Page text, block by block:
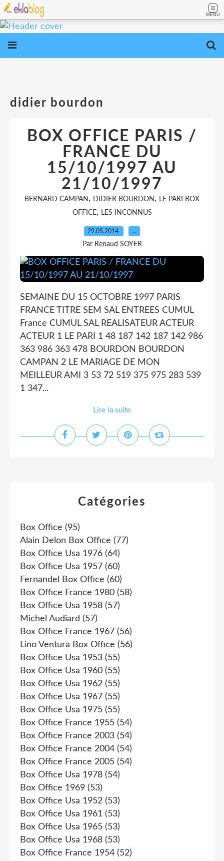
MENU
didier bourdon
BOX OFFICE PARIS /
FRANCE DU
15/10/1997 AU
21/10/1997
BERNARD CAMPAN , DIDIER BOURDON , LE PARI BOX
OFFICE, LES INCONNUS
29.05.2014 …
Par Renaud SOYER
SEMAINE DU 15 OCTOBRE 1997 PARIS
FRANCE TITRE SEM SAL ENTREES CUMUL
France CUMUL SAL REALISATEUR ACTEUR
ACTEUR 1 LE PARI 1 48 187 142 187 142 986
363 986 363 478 BOURDON BOURDON
CAMPAN 2 LE MARIAGE DE MON
MEILLEUR AMI 3 53 72 519 375 975 283 539
1 347...
Lire la suite
Catégories
Box Office (95)
Alain Delon Box Office (77)
Box Office Usa 1976 (64)
Box Office Usa 1957 (60)
Fernandel Box Office (60)
Box Office France 1980 (58)
Box Office Usa 1958 (57)
Michel Audiard (57)
Box Office France 1967 (56)
Lino Ventura Box Office (56)
Box Office Usa 1953 (55)
Box Office Usa 1960 (55)
Box Office Usa 1962 (55)
Box Office Usa 1967 (55)
Box Office Usa 1975 (55)
Box Office France 1955 (54)
Box Office France 2003 (54)
Box Office France 2004 (54)
Box Office France 2005 (54)
Box Office Usa 1978 (54)
Box Office 1969 (53)
Box Office Usa 1952 (53)
Box Office Usa 1961 (53)
Box Office Usa 1965 (53)
Box Office Usa 1968 (53)
Box Office France 1954 (52)